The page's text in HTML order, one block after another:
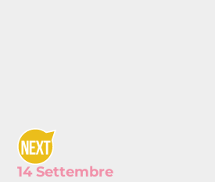
14 Settembre